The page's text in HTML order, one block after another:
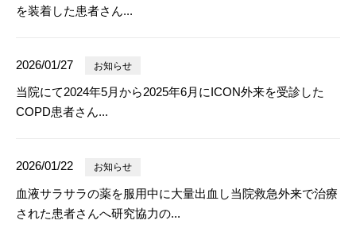
を装着した患者さん...
2026/01/27 お知らせ
当院にて2024年5月から2025年6月にICON外来を受診した
COPD患者さん...
2026/01/22 お知らせ
血液サラサラの薬を服用中に大量出血し当院救急外来で治療
された患者さんへ研究協力の...